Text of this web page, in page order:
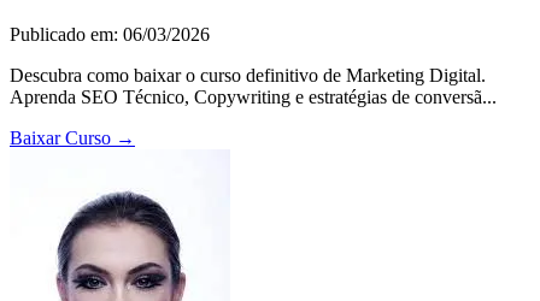
Publicado em: 06/03/2026
Descubra como baixar o curso definitivo de Marketing Digital.
Aprenda SEO Técnico, Copywriting e estratégias de conversã...
Baixar Curso →